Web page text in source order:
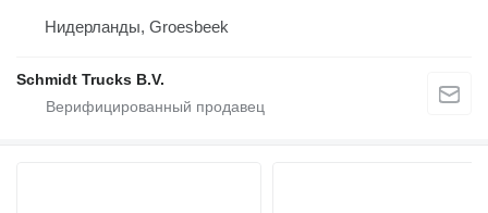
Нидерланды, Groesbeek
Schmidt Trucks B.V.